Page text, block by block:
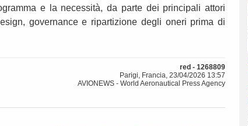
e la necessità, da parte dei principali attori
governance e ripartizione degli oneri prima di
red - 1268809
Parigi, Francia, 23/04/2026 13:57
AVIONEWS - World Aeronautical Press Agency